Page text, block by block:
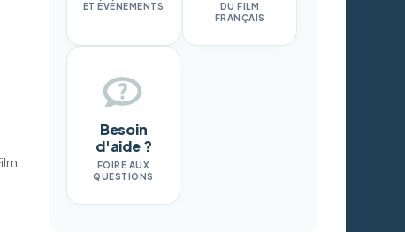
ET ÉVÉNEMENTS
DU FILM
FRANÇAIS
Besoin
d'aide ?
FOIRE AUX
QUESTIONS